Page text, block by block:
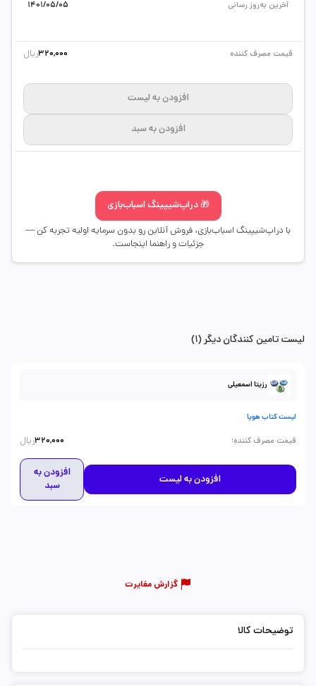
آخرین به‌روز رسانی
1401/05/05
قیمت مصرف کننده 320,000ریال
افزودن به لیست
افزودن به سبد
🎁 دراپ‌شیپینگ اسباب‌بازی
با دراپ‌شیپینگ اسباب‌بازی، فروش آنلاین رو بدون سرمایه اولیه تجربه کن —
جزئیات و راهنما اینجاست.
لیست تامین کنندگان دیگر (1)
رزیتا اسمعیلی
لیست کتاب هوپا
قیمت مصرف کننده:
320,000ریال
افزودن به لیست
افزودن به
سبد
گزارش مغایرت
توضیحات کالا